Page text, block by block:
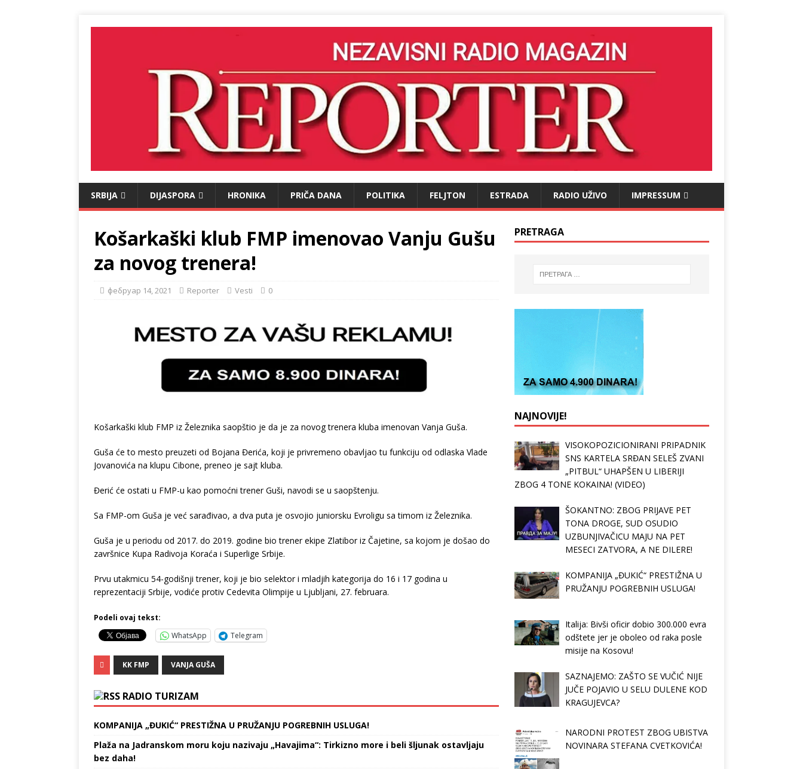
SRBIJA DIJASPORA HRONIKA PRIČA DANA POLITIKA FELJTON ESTRADA RADIO UŽIVO IMPRESSUM
Košarkaški klub FMP imenovao Vanju Gušu
za novog trenera!
фебруар 14, 2021 Reporter Vesti 0
Košarkaški klub FMP iz Železnika saopštio je da je za novog trenera kluba imenovan Vanja Guša.
Guša će to mesto preuzeti od Bojana Đerića, koji je privremeno obavljao tu funkciju od odlaska Vlade
Jovanovića na klupu Cibone, preneo je sajt kluba.
Đerić će ostati u FMP-u kao pomoćni trener Guši, navodi se u saopštenju.
Sa FMP-om Guša je već sarađivao, a dva puta je osvojio juniorsku Evroligu sa timom iz Železnika.
Guša je u periodu od 2017. do 2019. godine bio trener ekipe Zlatibor iz Čajetine, sa kojom je došao do
završnice Kupa Radivoja Koraća i Superlige Srbije.
Prvu utakmicu 54-godišnji trener, koji je bio selektor i mladjih kategorija do 16 i 17 godina u
reprezentaciji Srbije, vodiće protiv Cedevita Olimpije u Ljubljani, 27. februara.
Podeli ovaj tekst:
WhatsApp
Telegram
KK FMP VANJA GUŠA
RADIO TURIZAM
KOMPANIJA „ĐUKIĆ“ PRESTIŽNA U PRUŽANJU POGREBNIH USLUGA!
Plaža na Jadranskom moru koju nazivaju „Havajima“: Tirkizno more i beli šljunak ostavljaju
bez daha!
PRETRAGA
NAJNOVIJE!
VISOKOPOZICIONIRANI PRIPADNIK
SNS KARTELA SRĐAN SELEŠ ZVANI
„PITBUL“ UHAPŠEN U LIBERIJI
ZBOG 4 TONE KOKAINA! (VIDEO)
ŠOKANTNO: ZBOG PRIJAVE PET
TONA DROGE, SUD OSUDIO
UZBUNJIVAČICU MAJU NA PET
MESECI ZATVORA, A NE DILERE!
KOMPANIJA „ĐUKIĆ“ PRESTIŽNA U
PRUŽANJU POGREBNIH USLUGA!
Italija: Bivši oficir dobio 300.000 evra
odštete jer je oboleo od raka posle
misije na Kosovu!
SAZNAJEMO: ZAŠTO SE VUČIĆ NIJE
JUČE POJAVIO U SELU DULENE KOD
KRAGUJEVCA?
NARODNI PROTEST ZBOG UBISTVA
NOVINARA STEFANA CVETKOVIĆA!